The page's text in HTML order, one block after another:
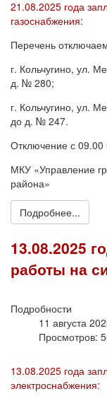
21.08.2025 года
газоснабжения:
Перечень
г. Кольчугино, ул.
д. № 280;
г. Кольчугино, ул.
до д. № 247.
Отключение с 09.00
МКУ «Управление
района»
Подробнее...
13.08.2025
работы на
Подробности
11 августа
Просмотров:
13.08.2025 года
электроснабжения: